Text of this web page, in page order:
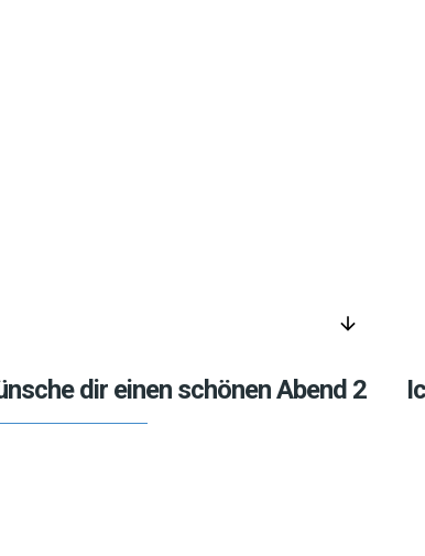
arrow_downward
dir einen schönen Abend 2